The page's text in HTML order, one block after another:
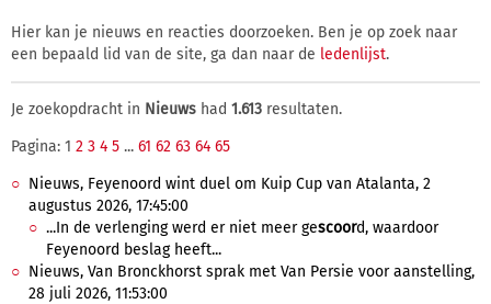
Hier kan je nieuws en reacties doorzoeken. Ben je op zoek naar
een bepaald lid van de site, ga dan naar de ledenlijst.
Je zoekopdracht in Nieuws had 1.613 resultaten.
Pagina: 1 2 3 4 5 ... 61 62 63 64 65
Nieuws, Feyenoord wint duel om Kuip Cup van Atalanta, 2
augustus 2026, 17:45:00
...In de verlenging werd er niet meer gescoord, waardoor
Feyenoord beslag heeft...
Nieuws, Van Bronckhorst sprak met Van Persie voor aanstelling,
28 juli 2026, 11:53:00